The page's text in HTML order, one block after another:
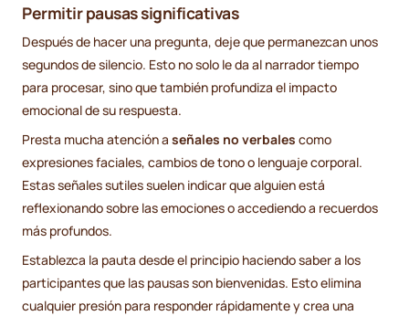
Permitir pausas significativas
Después de hacer una pregunta, deje que permanezcan unos
segundos de silencio. Esto no solo le da al narrador tiempo
para procesar, sino que también profundiza el impacto
emocional de su respuesta.
Presta mucha atención a señales no verbales como
expresiones faciales, cambios de tono o lenguaje corporal.
Estas señales sutiles suelen indicar que alguien está
reflexionando sobre las emociones o accediendo a recuerdos
más profundos.
Establezca la pauta desde el principio haciendo saber a los
participantes que las pausas son bienvenidas. Esto elimina
cualquier presión para responder rápidamente y crea una